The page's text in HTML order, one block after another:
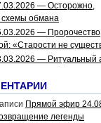
— Осторожно,
схемы обмана
— Пророчество
«Старости не
— Ритуальный
Прямой эфир
легенды